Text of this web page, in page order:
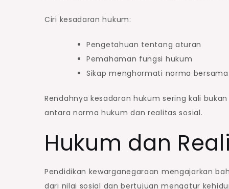
Ciri kesadaran hukum:
Pengetahuan tentang aturan
Pemahaman fungsi hukum
Sikap menghormati norma bersama
Rendahnya kesadaran hukum sering kali
antara norma hukum dan realitas sosial.
Hukum dan
Pendidikan kewarganegaraan mengajarkan
dari nilai sosial dan bertujuan mengatur